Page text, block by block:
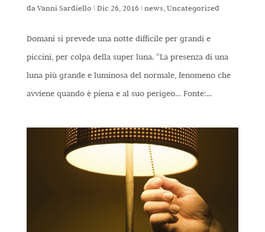
da Vanni Sardiello | Dic 26, 2016 | news Uncategorized
Domani si prevede una notte difficile per grandi e
piccini, per colpa della super luna. “La presenza di una
luna più grande e luminosa del normale, fenomeno che
avviene quando è piena e al suo perigeo… Fonte:...